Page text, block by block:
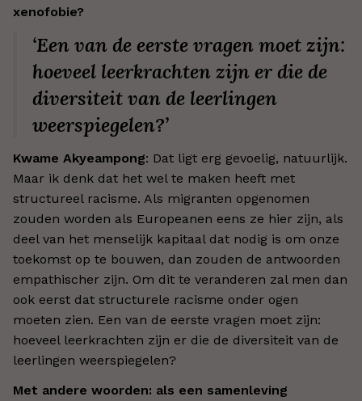
xenofobie?
‘Een van de eerste vragen moet zijn:
hoeveel leerkrachten zijn er die de
diversiteit van de leerlingen
weerspiegelen?’
Kwame Akyeampong: Dat ligt erg gevoelig, natuurlijk.
Maar ik denk dat het wel te maken heeft met
structureel racisme. Als migranten opgenomen
zouden worden als Europeanen eens ze hier zijn, als
deel van het menselijk kapitaal dat nodig is om onze
toekomst op te bouwen, dan zouden de antwoorden
empathischer zijn. Om dit te veranderen zal men dan
ook eerst dat structurele racisme onder ogen
moeten zien. Een van de eerste vragen moet zijn:
hoeveel leerkrachten zijn er die de diversiteit van de
leerlingen weerspiegelen?
Met andere woorden: als een samenleving